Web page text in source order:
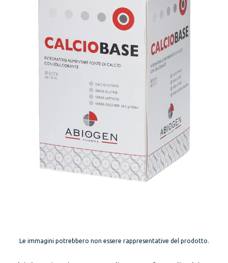
Le immagini potrebbero non essere rappresentative del prodotto.